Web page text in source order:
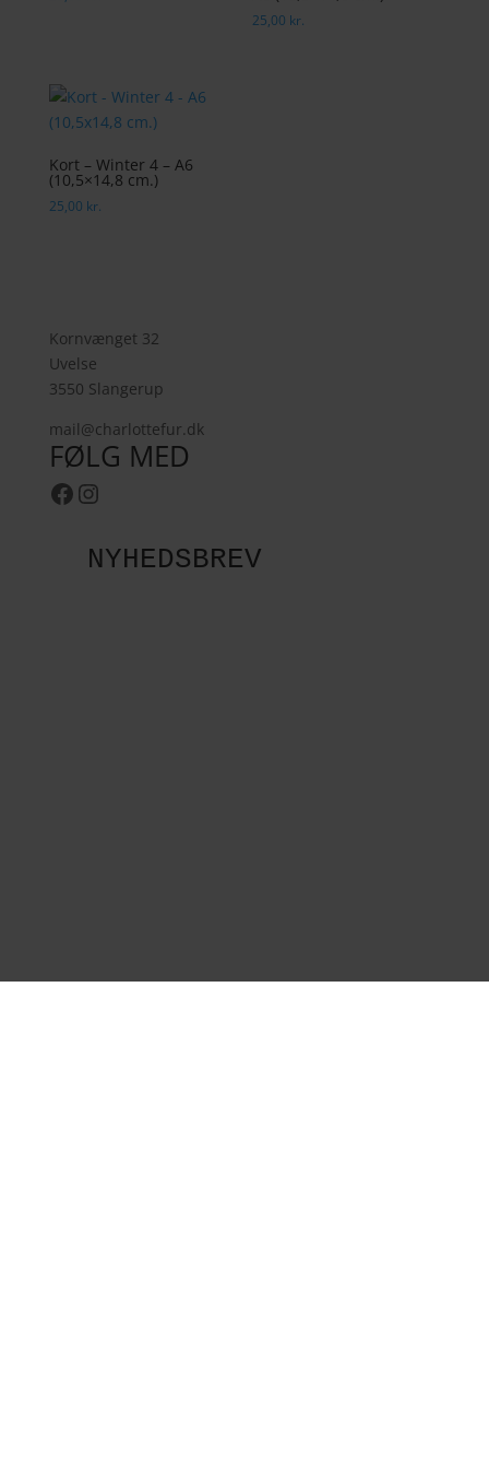
25,00 kr.
Kort – Winter 4 – A6
(10,5×14,8 cm.)
25,00 kr.
Kornvænget 32
Uvelse
3550 Slangerup
mail@charlottefur.dk
FØLG MED
Facebook
Instagram
NYHEDSBREV